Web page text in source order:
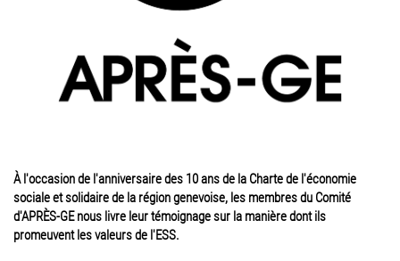
À l'occasion de l'anniversaire des 10 ans de la Charte de l'économie
sociale et solidaire de la région genevoise, les membres du Comité
d'APRÈS-GE nous livre leur témoignage sur la manière dont ils
promeuvent les valeurs de l'ESS.